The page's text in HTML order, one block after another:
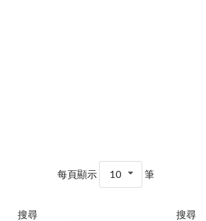
搜尋
每頁顯示 10 筆
搜尋